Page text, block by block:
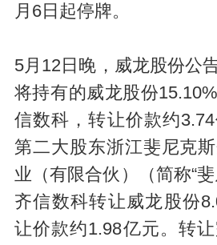
月6日起停牌。
5月12日晚，威龙股份公
将持有的威龙股份
信数科，转让价款约
第二大股东浙江斐尼克
业（有限合伙）（简称“
齐信数科转让威龙股份
让价款约1.98亿元。转